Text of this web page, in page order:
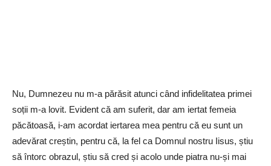
Nu, Dumnezeu nu m-a părăsit atunci când infidelitatea primei
soții m-a lovit. Evident că am suferit, dar am iertat femeia
păcătoasă, i-am acordat iertarea mea pentru că eu sunt un
adevărat creștin, pentru că, la fel ca Domnul nostru Iisus, știu
să întorc obrazul, știu să cred și acolo unde piatra nu-și mai